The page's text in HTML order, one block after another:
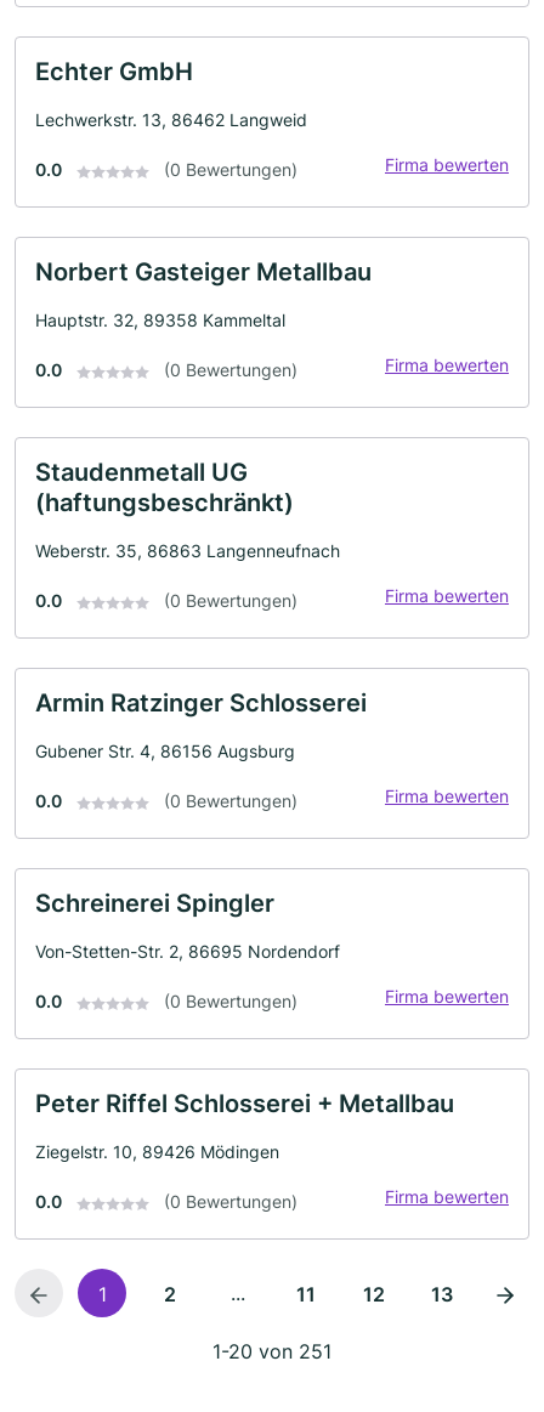
Echter GmbH
Lechwerkstr. 13, 86462 Langweid
0.0 (0 Bewertungen) Firma bewerten
Norbert Gasteiger Metallbau
Hauptstr. 32, 89358 Kammeltal
0.0 (0 Bewertungen) Firma bewerten
Staudenmetall UG
(haftungsbeschränkt)
Weberstr. 35, 86863 Langenneufnach
0.0 (0 Bewertungen) Firma bewerten
Armin Ratzinger Schlosserei
Gubener Str. 4, 86156 Augsburg
0.0 (0 Bewertungen) Firma bewerten
Schreinerei Spingler
Von-Stetten-Str. 2, 86695 Nordendorf
0.0 (0 Bewertungen) Firma bewerten
Peter Riffel Schlosserei + Metallbau
Ziegelstr. 10, 89426 Mödingen
0.0 (0 Bewertungen) Firma bewerten
1 2 ... 11 12 13
1-20 von 251